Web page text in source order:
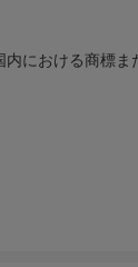
における商標ま